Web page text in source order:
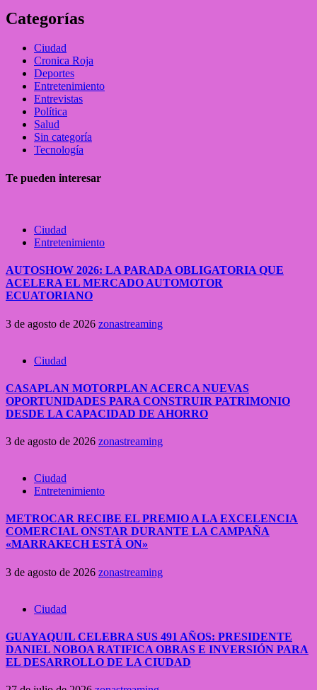
Categorías
Ciudad
Cronica Roja
Deportes
Entretenimiento
Entrevistas
Política
Salud
Sin categoría
Tecnología
Te pueden interesar
Ciudad
Entretenimiento
AUTOSHOW 2026: LA PARADA OBLIGATORIA QUE
ACELERA EL MERCADO AUTOMOTOR
ECUATORIANO
3 de agosto de 2026 zonastreaming
Ciudad
CASAPLAN MOTORPLAN ACERCA NUEVAS
OPORTUNIDADES PARA CONSTRUIR PATRIMONIO
DESDE LA CAPACIDAD DE AHORRO
3 de agosto de 2026 zonastreaming
Ciudad
Entretenimiento
METROCAR RECIBE EL PREMIO A LA EXCELENCIA
COMERCIAL ONSTAR DURANTE LA CAMPAÑA
«MARRAKECH ESTÁ ON»
3 de agosto de 2026 zonastreaming
Ciudad
GUAYAQUIL CELEBRA SUS 491 AÑOS: PRESIDENTE
DANIEL NOBOA RATIFICA OBRAS E INVERSIÓN PARA
EL DESARROLLO DE LA CIUDAD